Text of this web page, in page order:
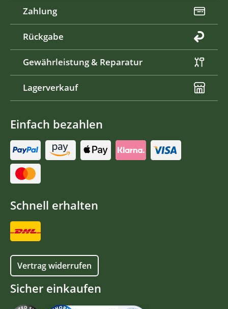
Zahlung
Rückgabe
Gewährleistung & Reparatur
Lagerverkauf
Einfach bezahlen
Schnell erhalten
Vertrag widerrufen
Sicher einkaufen